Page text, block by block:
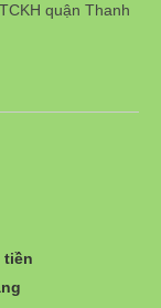
quận Thanh
tiền